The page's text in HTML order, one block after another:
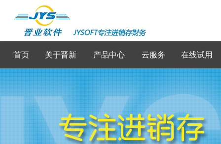
首页 关于晋新 产品中心 云服务 在线试用